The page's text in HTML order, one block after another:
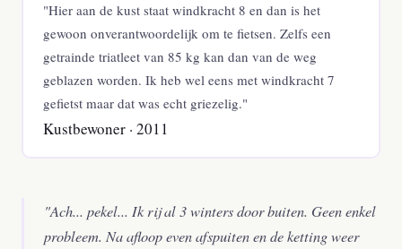
"Hier aan de kust staat windkracht 8 en dan is het
gewoon onverantwoordelijk om te fietsen. Zelfs een
getrainde triatleet van 85 kg kan dan van de weg
geblazen worden. Ik heb wel eens met windkracht 7
gefietst maar dat was echt griezelig."
Kustbewoner · 2011
"Ach... pekel... Ik rij al 3 winters door buiten. Geen enkel
probleem. Na afloop even afspuiten en de ketting weer